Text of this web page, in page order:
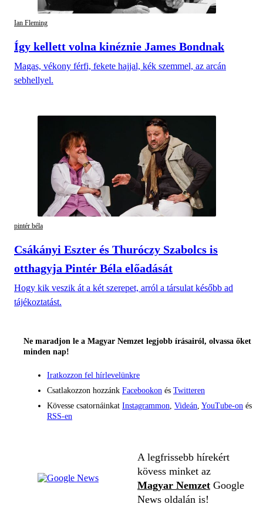
Ian Fleming
Így kellett volna kinéznie James Bondnak
Magas, vékony férfi, fekete hajjal, kék szemmel, az arcán
sebhellyel.
pintér béla
Csákányi Eszter és Thuróczy Szabolcs is
otthagyja Pintér Béla előadását
Hogy kik veszik át a két szerepet, arról a társulat később ad
tájékoztatást.
Ne maradjon le a Magyar Nemzet legjobb írásairól, olvassa őket
minden nap!
Iratkozzon fel hírlevelünkre
Csatlakozzon hozzánk Facebookon és Twitteren
Kövesse csatornáinkat Instagrammon, Videán, YouTube-on és
RSS-en
A legfrissebb hírekért
kövess minket az
Magyar Nemzet Google
News oldalán is!